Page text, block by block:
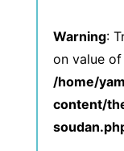
Warning:
on value
/home/
content/